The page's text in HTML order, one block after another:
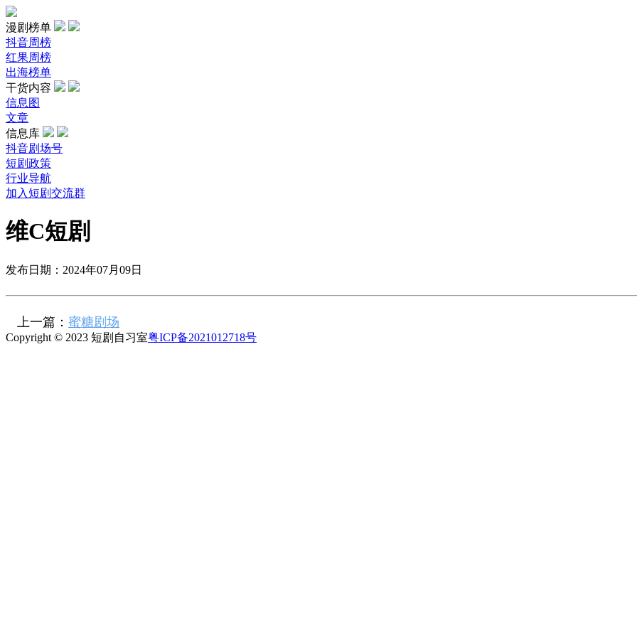
漫剧榜单
抖音周榜
红果周榜
出海榜单
干货内容
信息图
文章
信息库
抖音剧场号
短剧政策
行业导航
加入短剧交流群
维C短剧
发布日期：2024年07月09日
上一篇： 蜜糖剧场
Copyright © 2023 短剧自习室粤ICP备2021012718号